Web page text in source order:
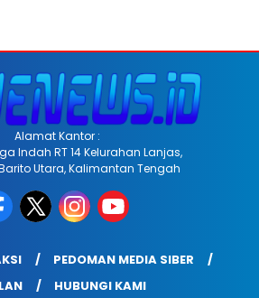
Alamat Kantor :
Indah RT 14 Kelurahan Lanjas,
Utara, Kalimantan Tengah
PEDOMAN MEDIA SIBER
HUBUNGI KAMI